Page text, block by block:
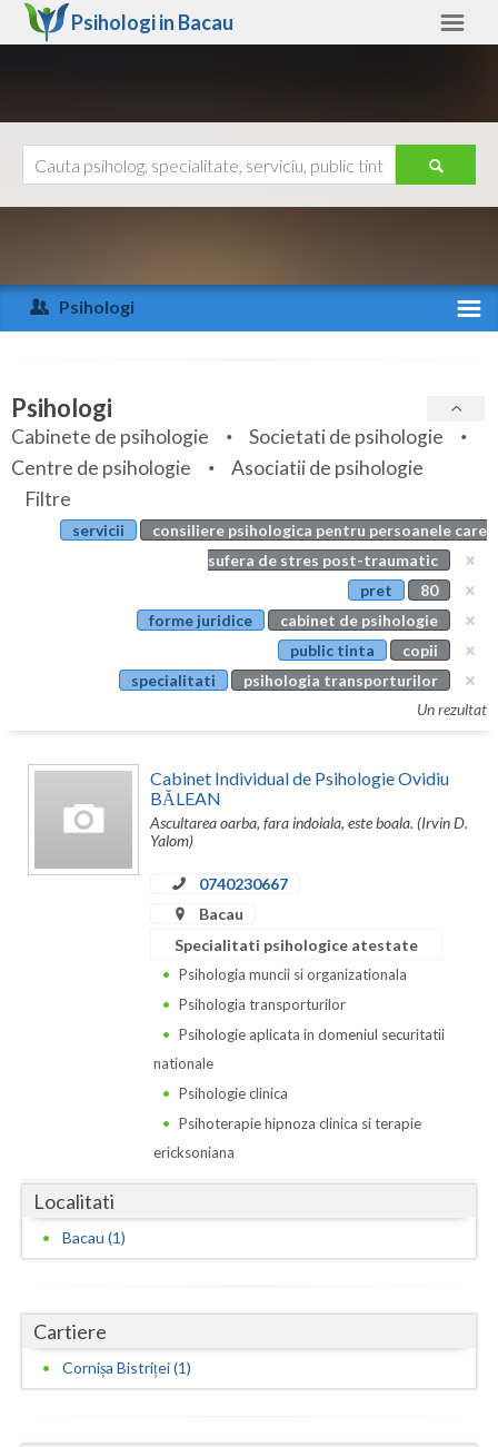
Psihologi in Bacau
Arad
Arges
Bihor
Bistrita-Nasaud
Botosani
Calarasi
Constanta
Harghita
Hunedoara
Iasi
Ajutor
Psihologi
Specialitati
Servicii
Articole
Evenimente
Psihologi
Cabinete de psihologie
Societati de psihologie
Centre de psihologie
Asociatii de psihologie
Filtre
servicii
consiliere psihologica pentru persoanele care
sufera de stres post-traumatic
pret
80
forme juridice
cabinet de psihologie
public tinta
copii
specialitati
psihologia transporturilor
Un rezultat
Cabinet Individual de Psihologie Ovidiu
BĂLEAN
Ascultarea oarba, fara indoiala, este boala. (Irvin D.
Yalom)
0740230667
Bacau
Specialitati psihologice atestate
Psihologia muncii si organizationala
Psihologia transporturilor
Psihologie aplicata in domeniul securitatii
nationale
Psihologie clinica
Psihoterapie hipnoza clinica si terapie
ericksoniana
Localitati
Bacau (1)
Cartiere
Cornișa Bistriței (1)